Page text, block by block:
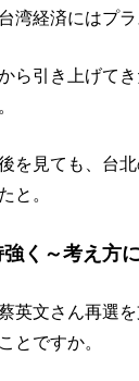
湾経済にはプ
ら引き上げて
を見ても、台
と。
く～考え方
英文さん再選
とですか。